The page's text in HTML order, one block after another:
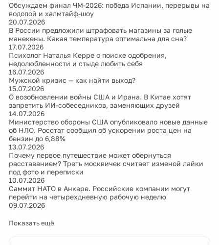
Обсуждаем финал ЧМ-2026: победа Испании, перерывы на
водопой и халмтайф-шоу
20.07.2026
В России предложили штрафовать магазины за голые
манекены. Какая температура оптимальна для сна?
17.07.2026
Психолог Наталья Керре о поиске одобрения,
недолюбленности и стыде любить себя
16.07.2026
Мужской кризис — как найти выход?
15.07.2026
О возобновлении войны США и Ирана. В Китае хотят
запретить ИИ-собеседников, заменяющих друзей
14.07.2026
Министерство обороны США опубликовало новые данные
об НЛО. Росстат сообщил об ускорении роста цен на
бензин до 6,88%
13.07.2026
Почему первое путешествие может обернуться
расставанием? Треть москвичек считает изменой лайки
под фото и переписки
10.07.2026
Саммит НАТО в Анкаре. Российские компании могут
перейти на четырехдневную рабочую неделю
09.07.2026
Показать ещё